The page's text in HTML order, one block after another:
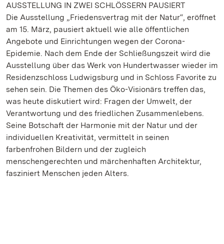
AUSSTELLUNG IN ZWEI SCHLÖSSERN PAUSIERT
Die Ausstellung „Friedensvertrag mit der Natur“, eröffnet
am 15. März, pausiert aktuell wie alle öffentlichen
Angebote und Einrichtungen wegen der Corona-
Epidemie. Nach dem Ende der Schließungszeit wird die
Ausstellung über das Werk von Hundertwasser wieder im
Residenzschloss Ludwigsburg und in Schloss Favorite zu
sehen sein. Die Themen des Öko-Visionärs treffen das,
was heute diskutiert wird: Fragen der Umwelt, der
Verantwortung und des friedlichen Zusammenlebens.
Seine Botschaft der Harmonie mit der Natur und der
individuellen Kreativität, vermittelt in seinen
farbenfrohen Bildern und der zugleich
menschengerechten und märchenhaften Architektur,
fasziniert Menschen jeden Alters.